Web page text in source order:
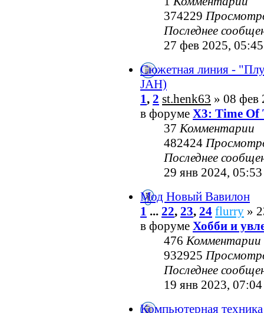
374229
Последнее
27 фев 2025, 05:45
Сюжетная линия -
JAH)
1, 2 st.henk63 » 08 фев
в форуме X3: Time Of
37Комментарии
482424
Последнее
29 янв 2024, 05:53
Мод Новый Вавилон
1 ... 22, 23, 24 flurry »
в форуме Хобби и
476Комментарии
932925
Последнее
19 янв 2023, 07:04
Компьютерная